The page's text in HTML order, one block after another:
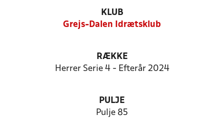
KLUB
Grejs-Dalen Idrætsklub
RÆKKE
Herrer Serie 4 - Efterår 2024
PULJE
Pulje 85